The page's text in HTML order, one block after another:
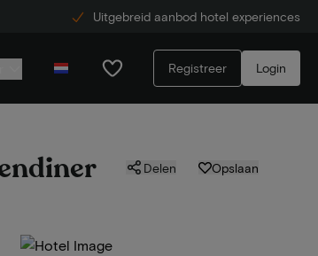
Uitgebreid aanbod hotel experiences
Registreer Login
Delen Opslaan